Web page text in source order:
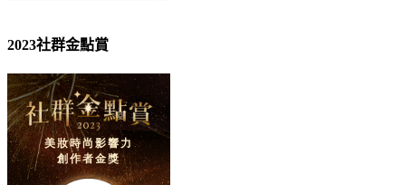
2023社群金點賞